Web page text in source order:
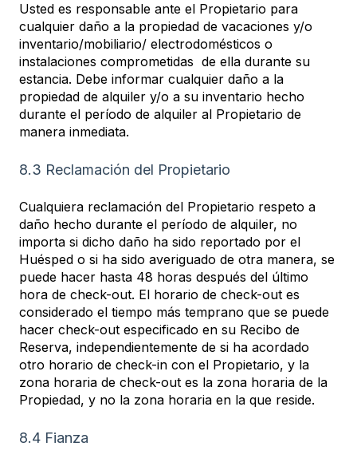
Usted es responsable ante el Propietario para
cualquier daño a la propiedad de vacaciones y/o
inventario/mobiliario/ electrodomésticos o
instalaciones comprometidas de ella durante su
estancia. Debe informar cualquier daño a la
propiedad de alquiler y/o a su inventario hecho
durante el período de alquiler al Propietario de
manera inmediata.
8.3 Reclamación del Propietario
Cualquiera reclamación del Propietario respeto a
daño hecho durante el período de alquiler, no
importa si dicho daño ha sido reportado por el
Huésped o si ha sido averiguado de otra manera, se
puede hacer hasta 48 horas después del último
hora de check-out. El horario de check-out es
considerado el tiempo más temprano que se puede
hacer check-out especificado en su Recibo de
Reserva, independientemente de si ha acordado
otro horario de check-in con el Propietario, y la
zona horaria de check-out es la zona horaria de la
Propiedad, y no la zona horaria en la que reside.
8.4 Fianza